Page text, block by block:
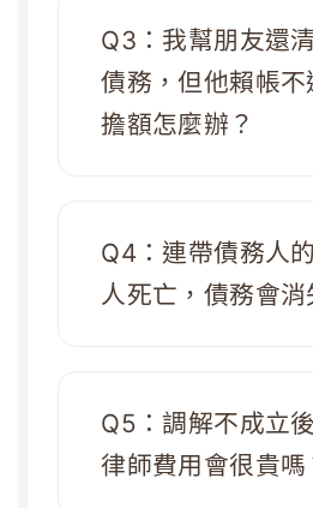
Q3：我幫朋友還
債務，但他賴帳不
擔額怎麼辦？
Q4：連帶債務人
人死亡，債務會消
Q5：調解不成立
律師費用會很貴嗎